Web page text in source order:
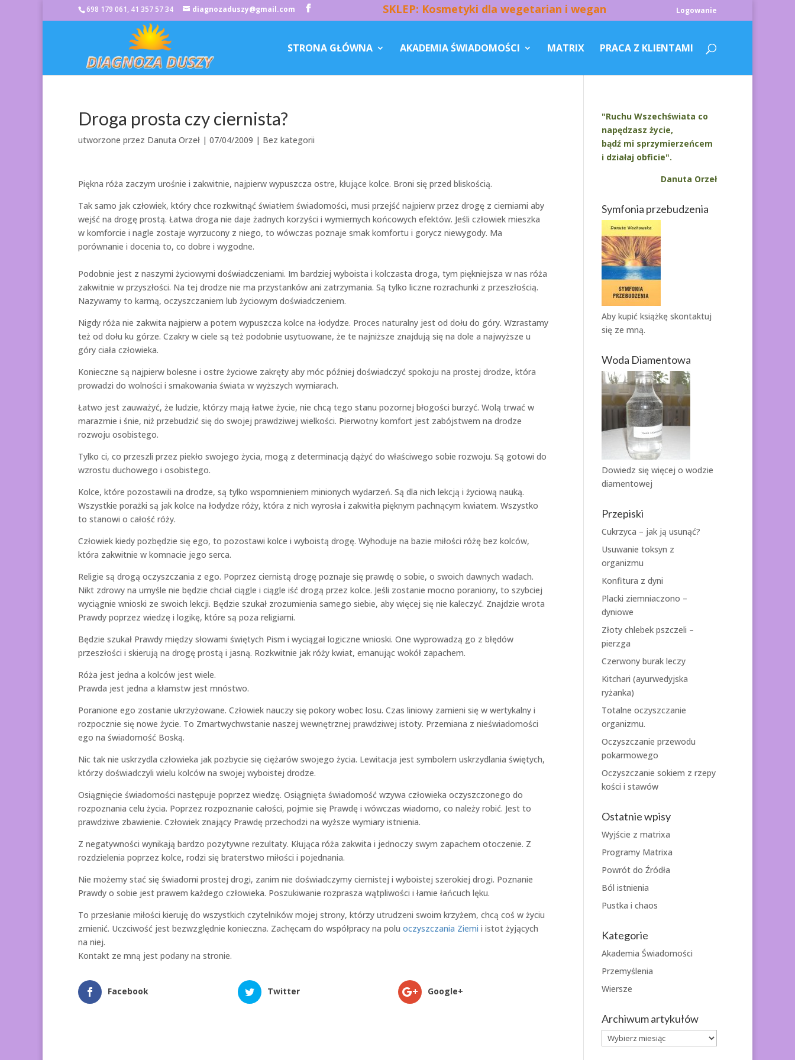
698 179 061, 41 357 57 34 diagnozaduszy@gmail.com SKLEP: Kosmetyki dla wegetarian i wegan Logowanie
STRONA GŁÓWNA AKADEMIA ŚWIADOMOŚCI MATRIX PRACA Z KLIENTAMI
Droga prosta czy ciernista?
utworzone przez Danuta Orzeł | 07/04/2009 | Bez kategorii
Piękna róża zaczym urośnie i zakwitnie, najpierw wypuszcza ostre, kłujące kolce. Broni się przed bliskością.
Tak samo jak człowiek, który chce rozkwitnąć światłem świadomości, musi przejść najpierw przez drogę z cierniami aby
wejść na drogę prostą. Łatwa droga nie daje żadnych korzyści i wymiernych końcowych efektów. Jeśli człowiek mieszka
w komforcie i nagle zostaje wyrzucony z niego, to wówczas poznaje smak komfortu i gorycz niewygody. Ma
porównanie i docenia to, co dobre i wygodne.
Podobnie jest z naszymi życiowymi doświadczeniami. Im bardziej wyboista i kolczasta droga, tym piękniejsza w nas róża
zakwitnie w przyszłości. Na tej drodze nie ma przystanków ani zatrzymania. Są tylko liczne rozrachunki z przeszłością.
Nazywamy to karmą, oczyszczaniem lub życiowym doświadczeniem.
Nigdy róża nie zakwita najpierw a potem wypuszcza kolce na łodydze. Proces naturalny jest od dołu do góry. Wzrastamy
też od dołu ku górze. Czakry w ciele są też podobnie usytuowane, że te najniższe znajdują się na dole a najwyższe u
góry ciała człowieka.
Konieczne są najpierw bolesne i ostre życiowe zakręty aby móc później doświadczyć spokoju na prostej drodze, która
prowadzi do wolności i smakowania świata w wyższych wymiarach.
Łatwo jest zauważyć, że ludzie, którzy mają łatwe życie, nie chcą tego stanu pozornej błogości burzyć. Wolą trwać w
marazmie i śnie, niż przebudzić się do swojej prawdziwej wielkości. Pierwotny komfort jest zabójstwem na drodze
rozwoju osobistego.
Tylko ci, co przeszli przez piekło swojego życia, mogą z determinacją dążyć do właściwego sobie rozwoju. Są gotowi do
wzrostu duchowego i osobistego.
Kolce, które pozostawili na drodze, są tylko wspomnieniem minionych wydarzeń. Są dla nich lekcją i życiową nauką.
Wszystkie porażki są jak kolce na łodydze róży, która z nich wyrosła i zakwitła pięknym pachnącym kwiatem. Wszystko
to stanowi o całość róży.
Człowiek kiedy pozbędzie się ego, to pozostawi kolce i wyboistą drogę. Wyhoduje na bazie miłości różę bez kolców,
która zakwitnie w komnacie jego serca.
Religie są drogą oczyszczania z ego. Poprzez ciernistą drogę poznaje się prawdę o sobie, o swoich dawnych wadach.
Nikt zdrowy na umyśle nie będzie chciał ciągle i ciągle iść drogą przez kolce. Jeśli zostanie mocno poraniony, to szybciej
wyciągnie wnioski ze swoich lekcji. Będzie szukał zrozumienia samego siebie, aby więcej się nie kaleczyć. Znajdzie wrota
Prawdy poprzez wiedzę i logikę, które są poza religiami.
Będzie szukał Prawdy między słowami świętych Pism i wyciągał logiczne wnioski. One wyprowadzą go z błędów
przeszłości i skierują na drogę prostą i jasną. Rozkwitnie jak róży kwiat, emanując wokół zapachem.
Róża jest jedna a kolców jest wiele.
Prawda jest jedna a kłamstw jest mnóstwo.
Poranione ego zostanie ukrzyżowane. Człowiek nauczy się pokory wobec losu. Czas liniowy zamieni się w wertykalny i
rozpocznie się nowe życie. To Zmartwychwstanie naszej wewnętrznej prawdziwej istoty. Przemiana z nieświadomości
ego na świadomość Boską.
Nic tak nie uskrzydla człowieka jak pozbycie się ciężarów swojego życia. Lewitacja jest symbolem uskrzydlania świętych,
którzy doświadczyli wielu kolców na swojej wyboistej drodze.
Osiągnięcie świadomości następuje poprzez wiedzę. Osiągnięta świadomość wzywa człowieka oczyszczonego do
rozpoznania celu życia. Poprzez rozpoznanie całości, pojmie się Prawdę i wówczas wiadomo, co należy robić. Jest to
prawdziwe zbawienie. Człowiek znający Prawdę przechodzi na wyższe wymiary istnienia.
Z negatywności wynikają bardzo pozytywne rezultaty. Kłująca róża zakwita i jednoczy swym zapachem otoczenie. Z
rozdzielenia poprzez kolce, rodzi się braterstwo miłości i pojednania.
Nie możemy stać się świadomi prostej drogi, zanim nie doświadczymy ciernistej i wyboistej szerokiej drogi. Poznanie
Prawdy o sobie jest prawem każdego człowieka. Poszukiwanie rozprasza wątpliwości i łamie łańcuch lęku.
To przesłanie miłości kieruję do wszystkich czytelników mojej strony, którzy utrudzeni swoim krzyżem, chcą coś w życiu
zmienić. Uczciwość jest bezwzględnie konieczna. Zachęcam do współpracy na polu oczyszczania Ziemi i istot żyjących
na niej.
Kontakt ze mną jest podany na stronie.
Facebook Twitter Google+
"Ruchu Wszechświata co
napędzasz życie,
bądź mi sprzymierzeńcem
i działaj obficie".
Danuta Orzeł
Symfonia przebudzenia
Aby kupić książkę skontaktuj
się ze mną.
Woda Diamentowa
Dowiedz się więcej o wodzie
diamentowej
Przepiski
Cukrzyca – jak ją usunąć?
Usuwanie toksyn z
organizmu
Konfitura z dyni
Placki ziemniaczono –
dyniowe
Złoty chlebek pszczeli –
pierzga
Czerwony burak leczy
Kitchari (ayurwedyjska
ryżanka)
Totalne oczyszczanie
organizmu.
Oczyszczanie przewodu
pokarmowego
Oczyszczanie sokiem z rzepy
kości i stawów
Ostatnie wpisy
Wyjście z matrixa
Programy Matrixa
Powrót do Źródła
Ból istnienia
Pustka i chaos
Kategorie
Akademia Świadomości
Przemyślenia
Wiersze
Archiwum artykułów
Archiwum
artykułów